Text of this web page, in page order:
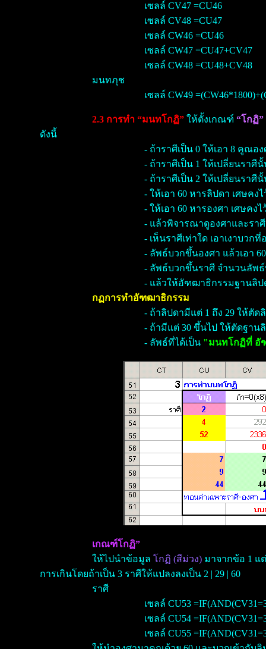
เซลล์ CV47 =CU46
เซลล์ CV48 =CU47
เซลล์ CW46 =CU46
เซลล์ CW47 =CU47+CV47
เซลล์ CW48 =CU48+CV48
มนทภุช
เซลล์ CW49
2.3 การทำ “มนทโกฏิ”ให้ตั้งเกณฑ์ “โกฏิ”
ดังนี้
- ถ้าราศีเป็น 0 ให้เอา 8 คูณอ
- ถ้าราศีเป็น 1 ให้เปลี่ยนราศี
- ถ้าราศีเป็น 2 ให้เปลี่ยนราศี
- ให้เอา 60 หารลิปดา เศษค
- ให้เอา 60 หารองศา เศษค
- แล้วพิจารณาดูองศาและราศี
- เห็นราศีเท่าใด เอาเงาบวก
- ลัพธ์บวกขึ้นองศา แล้วเอา
- ลัพธ์บวกขึ้นราศี จำนวนลัพ
- แล้วให้อัฑฒาธิกรรมฐานลิป
กฏการทำอัฑฒาธิกรรม
- ถ้าลิปดามีแต่ 1 ถึง 29 ให้ตัด
- ถ้ามีแต่ 30 ขึ้นไป ให้ตัดฐาน
- ลัพธ์ที่ได้เป็น "มนทโกฏิที่ อั
เกณฑ์โกฏิ”
ให้ไปนำข้อมูล โกฏิ (สีม่วง)มาจากข้อ 1 แ
การเกินโดยถ้าเป็น 3 ราศีให้แปลงลงเป็น 2 | 29 | 60
ราศี
เซลล์ CU53
เซลล์ CU54
เซลล์ CU55